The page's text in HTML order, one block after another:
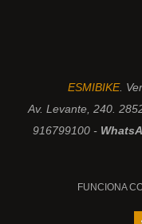
ESMIBIKE.
Av. Levante, 240.
916799100 -
FUNCIONA